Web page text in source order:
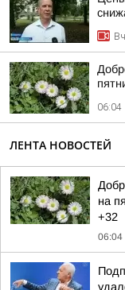
06:04
ЛЕНТА НОВОСТЕЙ
на
+32
06:04